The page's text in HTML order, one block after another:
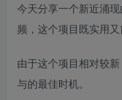
今天分享一个新近涌现
频，这个项目既实用又
由于这个项目相对较
与的最佳时机。